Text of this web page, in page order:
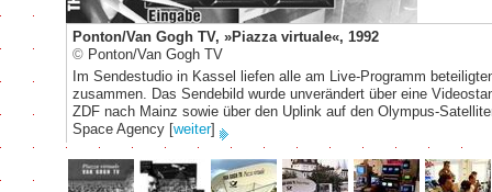
Ponton/Van Gogh TV, »Piazza virtuale«, 1992
© Ponton/Van Gogh TV
Im Sendestudio in Kassel liefen alle am Live-Programm
zusammen. Das Sendebild wurde unverändert über eine
ZDF nach Mainz sowie über den Uplink auf den Olympus-
Space Agency [weiter]